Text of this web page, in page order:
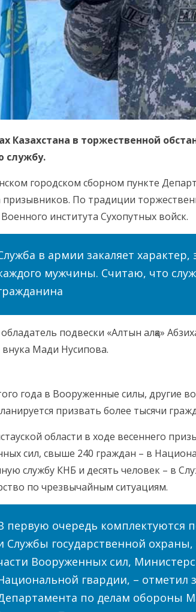
Казахстана в торжественной
службу.
городском сборном пункте
призывников. По традиции
института Сухопутных войск.
в армии закаляет
мужчины. Считаю, что
обладатель подвески «Алтын алқа»
Мади Нусипова.
года в Вооруженные силы, другие
призвать более тысячи
области в ходе весеннего
сил, свыше 240 граждан – в
службу КНБ и десять человек – в
по чрезвычайным ситуациям.
первую очередь комплектуются
Службы государственной
Вооруженных сил,
гвардии, – отметил
по делам обороны